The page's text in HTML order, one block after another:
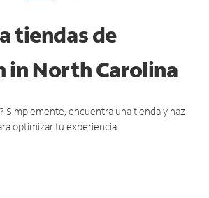
tiendas de
in North Carolina
Simplemente, encuentra una tienda y haz
optimizar tu experiencia.